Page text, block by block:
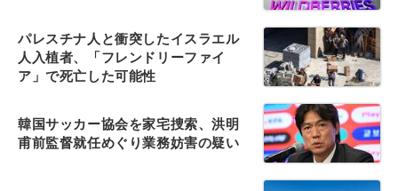
パレスチナ人と衝突したイスラエル
人入植者、「フレンドリーファイ
ア」で死亡した可能性
韓国サッカー協会を家宅捜索、洪明
甫前監督就任めぐり業務妨害の疑い